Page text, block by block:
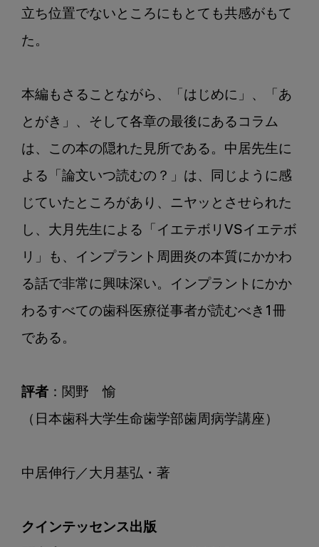
立ち位置でないところにもとても共感がもて
た。
本編もさることながら、「はじめに」、「あ
とがき」、そして各章の最後にあるコラム
は、この本の隠れた見所である。中居先生に
よる「論文いつ読むの？」は、同じように感
じていたところがあり、ニヤッとさせられた
し、大月先生による「イエテボリVSイエテボ
リ」も、インプラント周囲炎の本質にかかわ
る話で非常に興味深い。インプラントにかか
わるすべての歯科医療従事者が読むべき1冊
である。
評者 ：関野　愉
（日本歯科大学生命歯学部歯周病学講座）
中居伸行／大月基弘・著
クインテッセンス出版